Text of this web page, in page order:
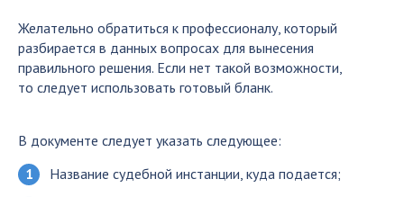
Желательно обратиться к профессионалу, который
разбирается в данных вопросах для вынесения
правильного решения. Если нет такой возможности,
то следует использовать готовый бланк.
В документе следует указать следующее:
Название судебной инстанции, куда подается;